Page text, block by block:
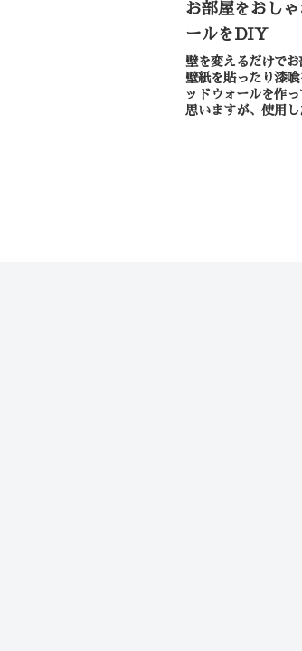
お部屋をおし
ールをDIY
壁を変えるだけで
壁紙を貼ったり漆
ッドウォールを作
思いますが、使用